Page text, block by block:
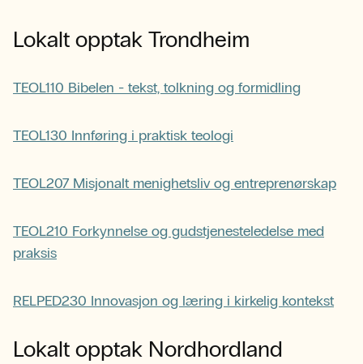
Lokalt opptak Trondheim
TEOL110 Bibelen - tekst, tolkning og formidling
TEOL130 Innføring i praktisk teologi
TEOL207 Misjonalt menighetsliv og entreprenørskap
TEOL210 Forkynnelse og gudstjenesteledelse med
praksis
RELPED230 Innovasjon og læring i kirkelig kontekst
Lokalt opptak Nordhordland